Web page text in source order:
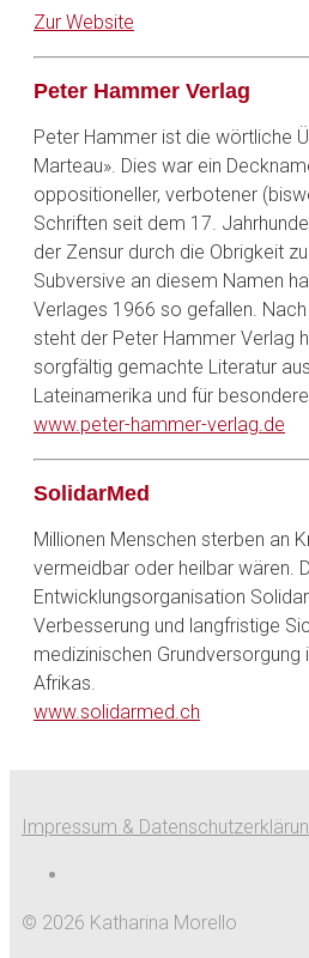
Zur Website
Peter Hammer Verlag
Peter Hammer ist die wörtliche
Marteau». Dies war ein
oppositioneller, verbotener
Schriften seit dem 17.
der Zensur durch die Obrigkeit
Subversive an diesem Namen
Verlages 1966 so gefallen.
steht der Peter Hammer Verlag
sorgfältig gemachte Literatur
Lateinamerika und für
www.peter-hammer-verlag.de
SolidarMed
Millionen Menschen sterben an
vermeidbar oder heilbar wären.
Entwicklungsorganisation
Verbesserung und langfristige
medizinischen Grundversorgung
Afrikas.
www.solidarmed.ch
Impressum &
© 2026 Katharina Morello